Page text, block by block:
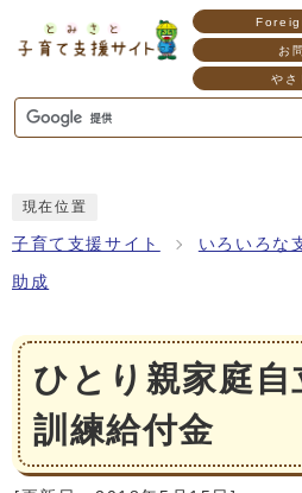
お
やさ
現在位置
子育て支援サイト いろいろな
助成
ひとり親家庭自
訓練給付金